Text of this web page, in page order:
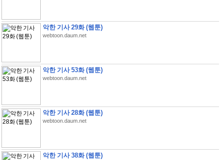
악한 기사 29화 (웹툰)
webtoon.daum.net
악한 기사 53화 (웹툰)
webtoon.daum.net
악한 기사 28화 (웹툰)
webtoon.daum.net
악한 기사 38화 (웹툰)